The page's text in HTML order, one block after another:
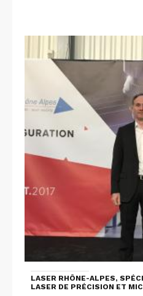
LASER RHÔNE-ALPES,
LASER DE PRÉCISION ET